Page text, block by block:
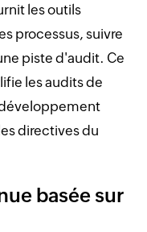
les outils
processus, suivre
piste d'audit. Ce
les audits de
directives du
basée sur